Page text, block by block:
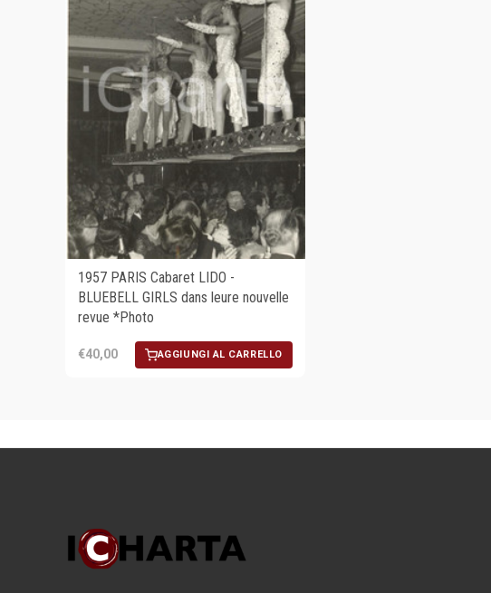
1957 PARIS Cabaret LIDO -
BLUEBELL GIRLS dans leure nouvelle
revue *Photo
€40,00 AGGIUNGI AL CARRELLO